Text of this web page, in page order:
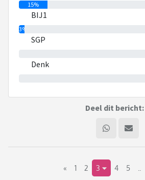
15%
BIJ1
3%
SGP
Denk
Deel dit bericht:
« 1 2 3 4 5